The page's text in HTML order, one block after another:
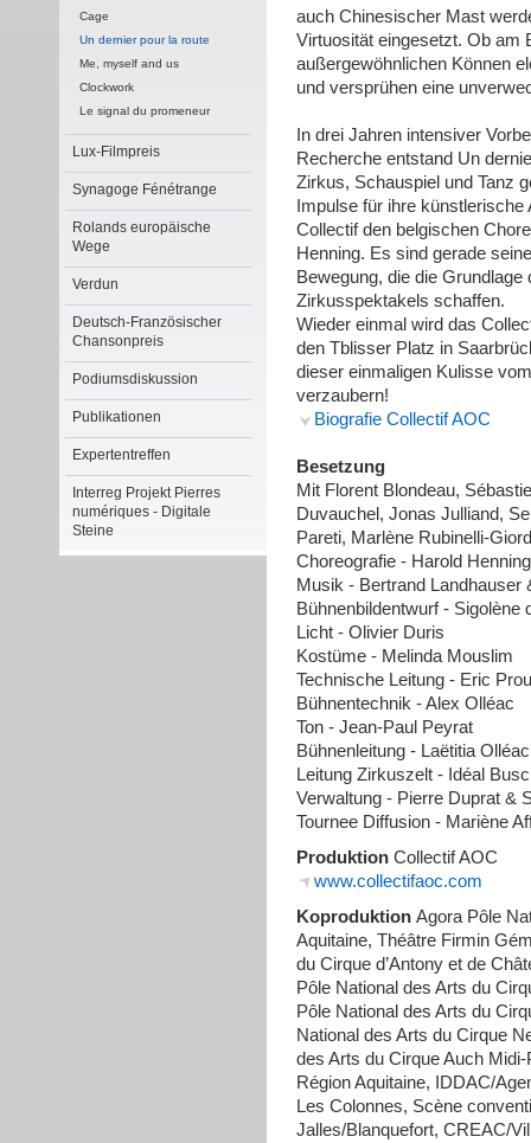
Cage
Un dernier pour la route
Me, myself and us
Clockwork
Le signal du promeneur
Lux-Filmpreis
Synagoge Fénétrange
Rolands europäische
Wege
Verdun
Deutsch-Französischer
Chansonpreis
Podiumsdiskussion
Publikationen
Expertentreffen
Interreg Projekt Pierres
numériques - Digitale
Steine
auch Chinesischer Mast
Virtuosität eingesetzt. Ob am
außergewöhnlichen Können
und versprühen eine
In drei Jahren intensiver
Recherche entstand Un
Zirkus, Schauspiel und Tanz
Impulse für ihre
Collectif den belgischen
Henning. Es sind gerade
Bewegung, die die
Zirkusspektakels schaffen.
Wieder einmal wird das
den Tblisser Platz in
dieser einmaligen Kulisse
verzaubern!
Biografie Collectif AOC
Besetzung
Mit Florent Blondeau,
Duvauchel, Jonas Julliand,
Pareti, Marlène Rubinelli-
Choreografie - Harold Henning
Musik - Bertrand Landhauser
Bühnenbildentwurf - Sigolène
Licht - Olivier Duris
Kostüme - Melinda Mouslim
Technische Leitung - Eric
Bühnentechnik - Alex Olléac
Ton - Jean-Paul Peyrat
Bühnenleitung - Laëtitia Olléac
Leitung Zirkuszelt - Idéal
Verwaltung - Pierre Duprat &
Tournee Diffusion - Mariène
Produktion Collectif AOC
www.collectifaoc.com
Koproduktion Agora Pôle
Aquitaine, Théâtre Firmin
du Cirque d’Antony et de
Pôle National des Arts du
Pôle National des Arts du
National des Arts du Cirque
des Arts du Cirque Auch
Région Aquitaine, IDDAC/
Les Colonnes, Scène
Jalles/Blanquefort, CREAC/